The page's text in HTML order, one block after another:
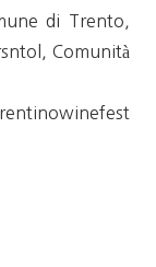
di Trento,
Comunità